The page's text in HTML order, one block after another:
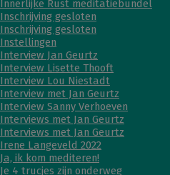
Innerlijke Rust meditatiebundel
Inschrijving gesloten
Inschrijving gesloten
Instellingen
Interview Jan Geurtz
Interview Lisette Thooft
Interview Lou Niestadt
Interview met Jan Geurtz
Interview Sanny Verhoeven
Interviews met Jan Geurtz
Interviews met Jan Geurtz
Irene Langeveld 2022
Ja, ik kom mediteren!
Je 4 trucjes zijn onderweg